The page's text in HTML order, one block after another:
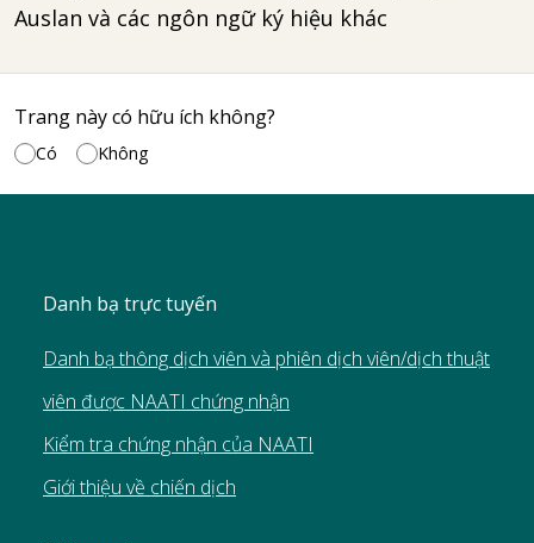
Auslan và các ngôn ngữ ký hiệu khác
Trang này có hữu ích không?
Có Không
Danh bạ trực tuyến
Danh bạ thông dịch viên và phiên dịch viên/dịch thuật
viên được NAATI chứng nhận
Kiểm tra chứng nhận của NAATI
Giới thiệu về chiến dịch